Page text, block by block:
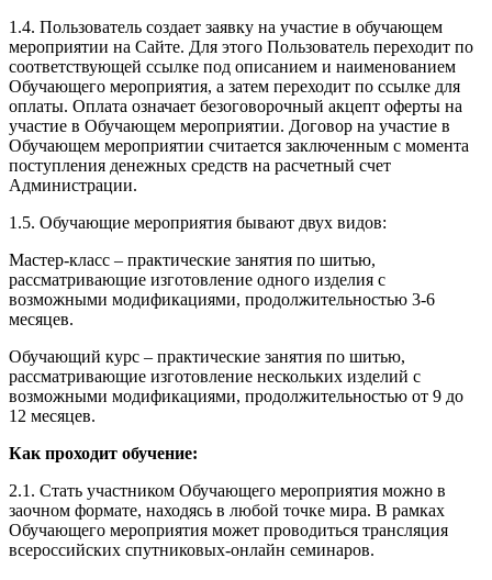
1.4. Пользователь создает заявку на участие в обучающем
мероприятии на Сайте. Для этого Пользователь переходит по
соответствующей ссылке под описанием и наименованием
Обучающего мероприятия, а затем переходит по ссылке для
оплаты. Оплата означает безоговорочный акцепт оферты на
участие в Обучающем мероприятии. Договор на участие в
Обучающем мероприятии считается заключенным с момента
поступления денежных средств на расчетный счет
Администрации.
1.5. Обучающие мероприятия бывают двух видов:
Мастер-класс – практические занятия по шитью,
рассматривающие изготовление одного изделия с
возможными модификациями, продолжительностью 3-6
месяцев.
Обучающий курс – практические занятия по шитью,
рассматривающие изготовление нескольких изделий с
возможными модификациями, продолжительностью от 9 до
12 месяцев.
Как проходит обучение:
2.1. Стать участником Обучающего мероприятия можно в
заочном формате, находясь в любой точке мира. В рамках
Обучающего мероприятия может проводиться трансляция
всероссийских спутниковых-онлайн семинаров.